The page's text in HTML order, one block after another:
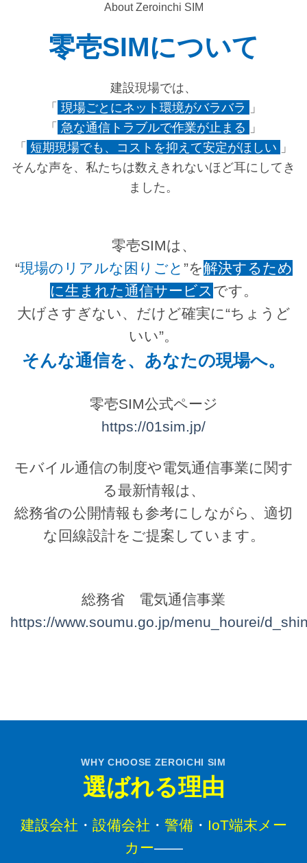
About Zeroinchi SIM
零壱SIMについて
建設現場では、
「 現場ごとにネット環境がバラバラ
」
「 急な通信トラブルで作業が止まる
」
「 短期現場でも、コストを抑えて安定がほしい 」
そんな声を、私たちは数えきれないほど耳にしてき
ました。
零壱SIMは、
“現場のリアルな困りごと ”を解決するため
に生まれた通信サービス です。
大げさすぎない、だけど確実に“ちょうど
いい”。
そんな通信を、あなたの現場へ。
零壱SIM公式ページ
https://01sim.jp/
モバイル通信の制度や電気通信事業に関す
る最新情報は、
総務省の公開情報も参考にしながら、適切
な回線設計をご提案しています。
総務省 電気通信事業
https://www.soumu.go.jp/menu_hourei/
WHY CHOOSE ZEROICHI SIM
選ばれる理由
建設会社 ・ 設備会社 ・ 警備・ IoT端末メー
カー――